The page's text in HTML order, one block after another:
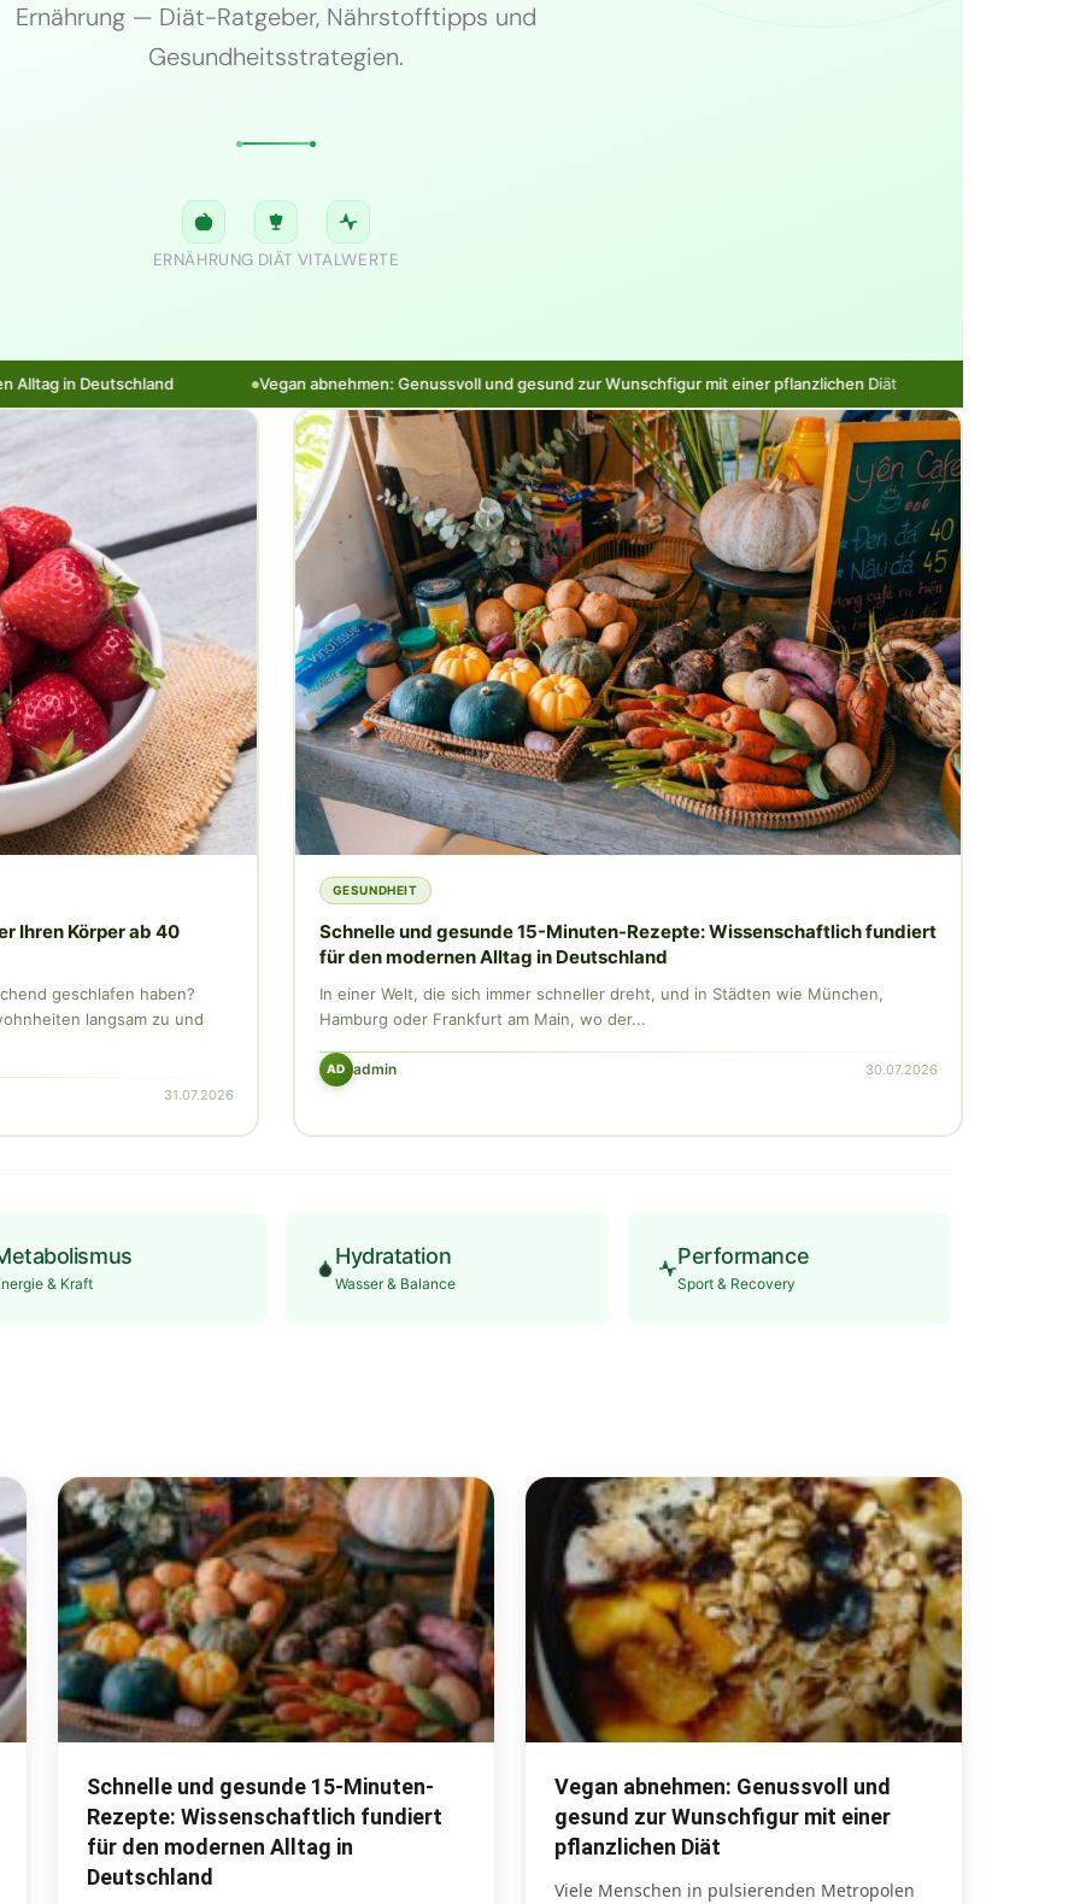
Ernährung — Diät-Ratgeber, Nährstofftipps und
Gesundheitsstrategien.
ERNÄHRUNG DIÄT VITALWERTE
Vegan abnehmen: Genussvoll und gesund zur Wunschfigur mit einer pflanzlichen Diät ●Stoffwechsel anregen und Fett
Ihren Körper ab 40
geschlafen haben?
langsam zu und
31.07.2026
GESUNDHEIT
Schnelle und gesunde 15-Minuten-Rezepte: Wissenschaftlich fundiert
für den modernen Alltag in Deutschland
In einer Welt, die sich immer schneller dreht, und in Städten wie München,
Hamburg oder Frankfurt am Main, wo der...
AD admin 30.07.2026
& Kraft
Hydratation
Wasser & Balance
Performance
Sport & Recovery
Schnelle und gesunde 15-Minuten-
Rezepte: Wissenschaftlich fundiert
für den modernen Alltag in
Deutschland
Vegan abnehmen: Genussvoll und
gesund zur Wunschfigur mit einer
pflanzlichen Diät
Viele Menschen in pulsierenden Metropolen